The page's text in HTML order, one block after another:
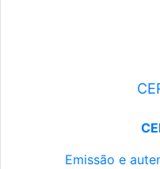
Emissão e